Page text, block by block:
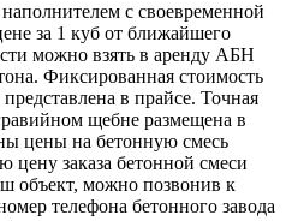
с своевременной
за 1 куб от ближайшего
можно взять в аренду АБН
Фиксированная стоимость
в прайсе. Точная
щебне размещена в
цены на бетонную смесь
заказа бетонной смеси
объект, можно позвонив к
телефона бетонного завода